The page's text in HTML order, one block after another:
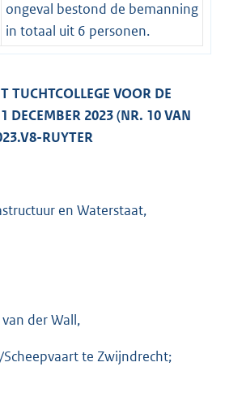
ongeval bestond de bemanning
in totaal uit 6 personen.
TUCHTCOLLEGE VOOR DE
DECEMBER 2023 (NR. 10 VAN
RUYTER
en Waterstaat,
der Wall,
te Zwijndrecht;